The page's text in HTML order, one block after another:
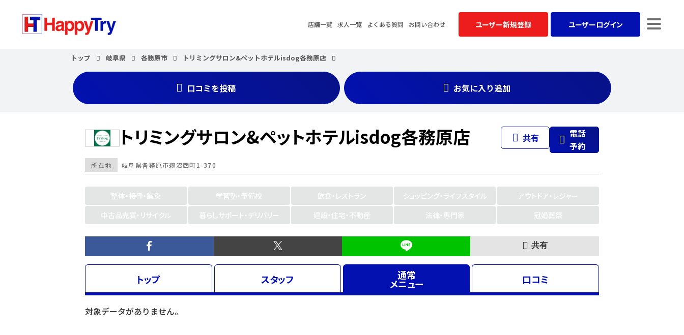
店舗一覧 求人一覧 よくある質問 お問い合わせ ユーザー新規登録 ユーザーログイン
トップ 岐阜県 各務原市 トリミングサロン&ペットホテルisdog各務原店
口コミを投稿 お気に入り追加
トリミングサロン&ペットホテルisdog各務原店 共有
電話
予約
所在地 岐阜県各務原市鵜沼西町1-370
整体・接骨・鍼灸 学習塾・予備校 飲食・レストラン ショッピング・ライフスタイル
アウトドア・レジャー
中古品売買・リサイクル
暮らしサポート・デリバリー 建設・住宅・不動産 法律・専門家 冠婚葬祭
共有
トップ スタッフ 通常
メニュー 口コミ
対象データがありません。